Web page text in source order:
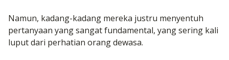
Namun, kadang-kadang mereka justru menyentuh
pertanyaan yang sangat fundamental, yang sering kali
luput dari perhatian orang dewasa.